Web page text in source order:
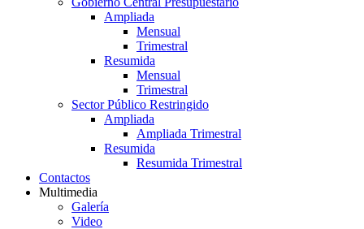
Ampliada
Mensual
Trimestral
Resumida
Mensual
Trimestral
Sector Público Restringido
Ampliada
Ampliada Trimestral
Resumida
Resumida Trimestral
Contactos
Multimedia
Galería
Video